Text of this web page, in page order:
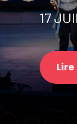
17
Lire